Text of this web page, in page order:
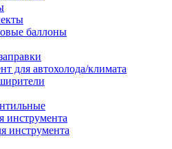
баллоны
для автохолода/климата
инструмента
инструмента